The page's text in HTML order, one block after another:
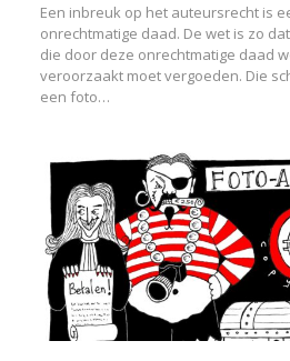
Een inbreuk op het auteursrecht is
onrechtmatige daad. De wet is zo
die door deze onrechtmatige daad
veroorzaakt moet vergoeden. Die
een foto…